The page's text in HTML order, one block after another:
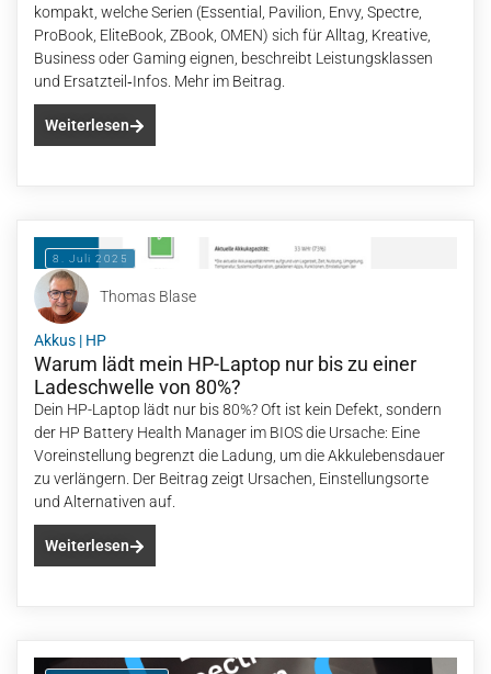
kompakt, welche Serien (Essential, Pavilion, Envy, Spectre,
ProBook, EliteBook, ZBook, OMEN) sich für Alltag, Kreative,
Business oder Gaming eignen, beschreibt Leistungsklassen
und Ersatzteil‑Infos. Mehr im Beitrag.
Weiterlesen
8. Juli 2025
Thomas Blase
Akkus | HP
Warum lädt mein HP-Laptop nur bis zu einer
Ladeschwelle von 80%?
Dein HP-Laptop lädt nur bis 80%? Oft ist kein Defekt, sondern
der HP Battery Health Manager im BIOS die Ursache: Eine
Voreinstellung begrenzt die Ladung, um die Akkulebensdauer
zu verlängern. Der Beitrag zeigt Ursachen, Einstellungsorte
und Alternativen auf.
Weiterlesen